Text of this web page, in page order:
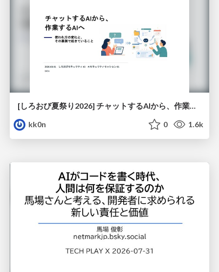
[しろおび夏祭り2026] チャットするAIから、作業するAIへ - 使われ方の変化と、その裏側で起きていること
kk0n
0 1.6k